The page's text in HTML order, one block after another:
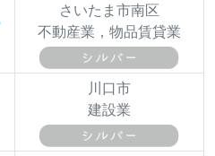
さいたま市南区
不動産業，物品賃貸業
川口市
建設業